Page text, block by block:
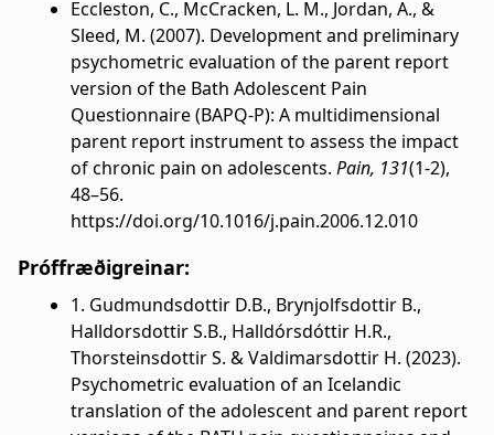
Eccleston, C., McCracken, L. M., Jordan, A., &
Sleed, M. (2007). Development and preliminary
psychometric evaluation of the parent report
version of the Bath Adolescent Pain
Questionnaire (BAPQ-P): A multidimensional
parent report instrument to assess the impact
of chronic pain on adolescents. Pain, 131(1-2),
48–56.
https://doi.org/10.1016/j.pain.2006.12.010
Próffræðigreinar:
1. Gudmundsdottir D.B., Brynjolfsdottir B.,
Halldorsdottir S.B., Halldórsdóttir H.R.,
Thorsteinsdottir S. & Valdimarsdottir H. (2023).
Psychometric evaluation of an Icelandic
translation of the adolescent and parent report